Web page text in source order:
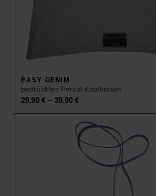
EASY DENIM
bedrucktes Perkal Kopfkissen
29,90 € – 39,90 €